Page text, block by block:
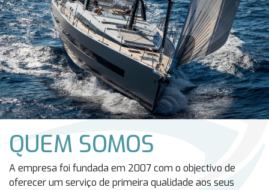
QUEM SOMOS
A empresa foi fundada em 2007 com o objectivo de
oferecer um serviço de primeira qualidade aos seus